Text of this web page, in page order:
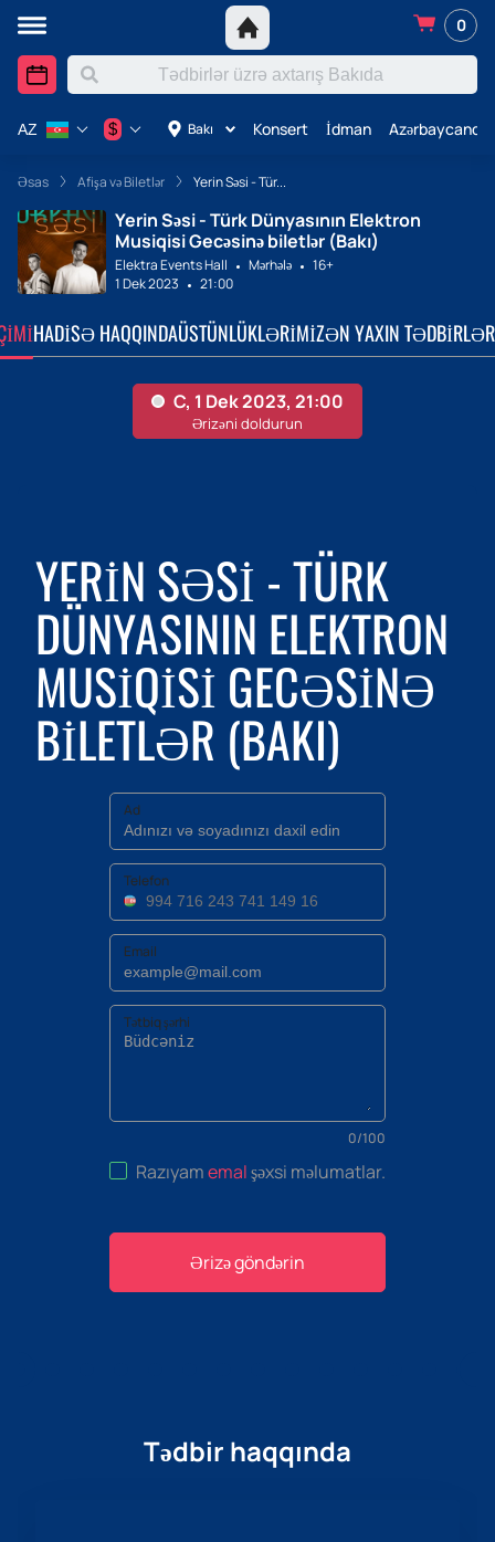
0
Bakı Konsert İdman Azərbaycanda
AZ $
Əsas Afişa və Biletlər Yerin Səsi - Tür...
Yerin Səsi - Türk Dünyasının Elektron
Musiqisi Gecəsinə biletlər (Bakı)
Elektra Events Hall Mərhələ
16+
1 Dek 2023
21:00
HADISƏ HAQQINDAÜSTÜNLÜKLƏRIMIZƏN YAXIN TƏDBIRLƏR
YERIN SƏSI - TÜRK
DÜNYASININ ELEKTRON
MUSIQISI GECƏSINƏ
BILETLƏR (BAKI)
Ad
Telefon
Email
Tətbiq şərhi
0/100
Razıyamemalşəxsi məlumatlar.
Ərizə göndərin
Tədbir haqqında